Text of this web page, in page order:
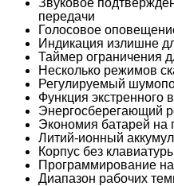
Звуковое
передачи
Голосовое
Индикация излишне
Таймер ограничения
Несколько режимов
Регулируемый
Функция экстренного
Энергосберегающий
Экономия батарей на
Литий-ионный
Корпус без
Программирование
Диапазон рабочих